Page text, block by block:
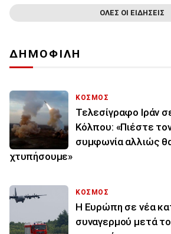
ΟΛΕΣ ΟΙ ΕΙΔΗΣΕΙΣ
ΔΗΜΟΦΙΛΗ
ΚΟΣΜΟΣ
Τελεσίγραφο Ιράν
Κόλπου: «Πιέστε
συμφωνία αλλιώς
χτυπήσουμε»
ΚΟΣΜΟΣ
Η Ευρώπη σε νέα
συναγερμού μετά